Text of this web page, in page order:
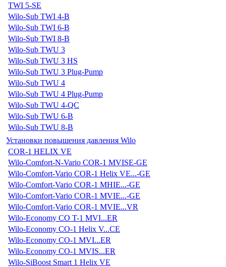
TWI 5-SE
Wilo-Sub TWI 4-B
Wilo-Sub TWI 6-B
Wilo-Sub TWI 8-B
Wilo-Sub TWU 3
Wilo-Sub TWU 3 HS
Wilo-Sub TWU 3 Plug-Pump
Wilo-Sub TWU 4
Wilo-Sub TWU 4 Plug-Pump
Wilo-Sub TWU 4-QC
Wilo-Sub TWU 6-B
Wilo-Sub TWU 8-B
Установки повышения давления Wilo
COR-1 HELIX VE
Wilo-Comfort-N-Vario COR-1 MVISE-GE
Wilo-Comfort-Vario COR-1 Helix VE...-GE
Wilo-Comfort-Vario COR-1 MHIE...-GE
Wilo-Comfort-Vario COR-1 MVIE...-GE
Wilo-Comfort-Vario COR-1 MVIE...VR
Wilo-Economy CO T-1 MVI...ER
Wilo-Economy CO-1 Helix V...CE
Wilo-Economy CO-1 MVI...ER
Wilo-Economy CO-1 MVIS...ER
Wilo-SiBoost Smart 1 Helix VE